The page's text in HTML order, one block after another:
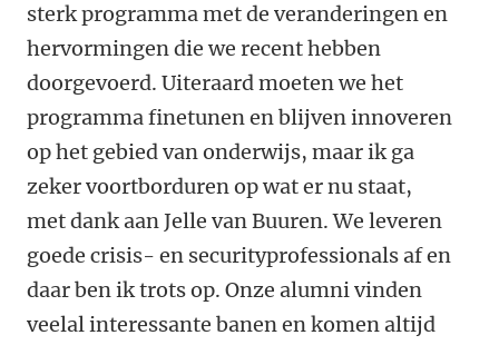
sterk programma met de veranderingen en
hervormingen die we recent hebben
doorgevoerd. Uiteraard moeten we het
programma finetunen en blijven innoveren
op het gebied van onderwijs, maar ik ga
zeker voortborduren op wat er nu staat,
met dank aan Jelle van Buuren. We leveren
goede crisis- en securityprofessionals af en
daar ben ik trots op. Onze alumni vinden
veelal interessante banen en komen altijd